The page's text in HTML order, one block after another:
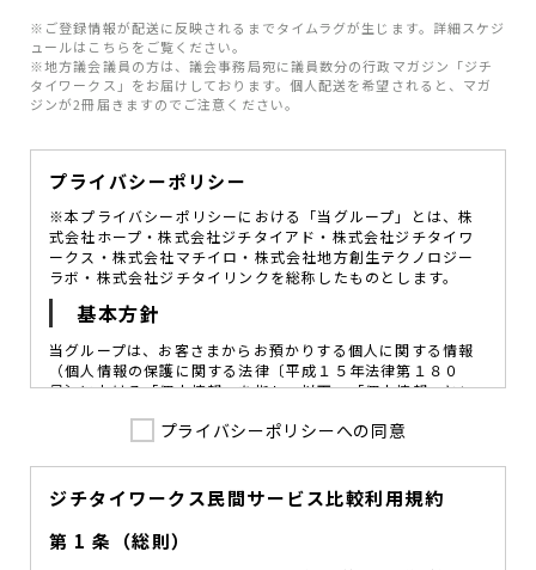
※ご登録情報が配送に反映されるまでタイムラグが生じます。詳細スケジ
ュールはこちらをご覧ください。
※地方議会議員の方は、議会事務局宛に議員数分の行政マガジン「ジチ
タイワークス」をお届けしております。個人配送を希望されると、マガ
ジンが2冊届きますのでご注意ください。
プライバシーポリシー
※本プライバシーポリシーにおける「当グループ」とは、株
式会社ホープ・株式会社ジチタイアド・株式会社ジチタイワ
ークス・株式会社マチイロ・株式会社地方創生テクノロジー
ラボ・株式会社ジチタイリンクを総称したものとします。
基本方針
当グループは、お客さまからお預かりする個人に関する情報
（個人情報の保護に関する法律〔平成１５年法律第１８０
号〕における「個人情報」を指し、以下、「個人情報」とい
図ることが、重要な社会的責務であると考えております。
を定め、役員及び従業員に個人情報保護の重要性の認識と取
組みを徹底させることによって、個人情報の適切な取り扱い
に努めてまいります。
プライバシーポリシーへの同意
ジチタイワークス民間サービス比較利用規約
第 1 条（総則）